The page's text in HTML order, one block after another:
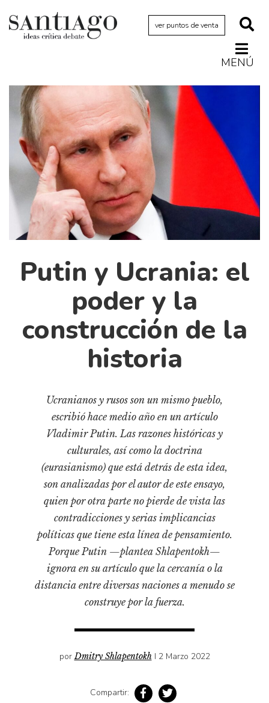
ver puntos de venta
MENÚ
Actualidad
Archivo Cenfoto-UDP
Arquetipos de situación
Artes visuales
Ciencia
Cine y televisión
Ciudad
Cómics
Cultura
Diccionario portátil de la literatura chilena
Fragmentos
Lagunas mentales
Literatura
Medioambiente
Narrativas visuales
Pensamiento ilustrado
Personaje
Personajes secundarios
Putin y Ucrania: el
poder y la
construcción de la
historia
Ucranianos y rusos son un mismo pueblo,
escribió hace medio año en un artículo
Vladimir Putin. Las razones históricas y
culturales, así como la doctrina
(eurasianismo) que está detrás de esta idea,
son analizadas por el autor de este ensayo,
quien por otra parte no pierde de vista las
contradicciones y serias implicancias
políticas que tiene esta línea de pensamiento.
Porque Putin —plantea Shlapentokh—
ignora en su artículo que la cercanía o la
distancia entre diversas naciones a menudo se
construye por la fuerza.
porDmitry Shlapentokh I 2 Marzo 2022
Compartir: